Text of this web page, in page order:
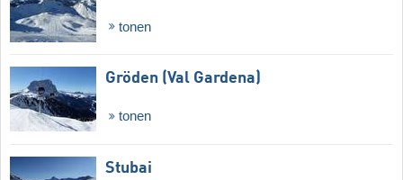
tonen
Gröden (Val Gardena)
tonen
Stubai